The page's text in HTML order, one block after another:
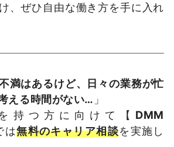
、ぜひ自由な働き方を手に入れ
満はあるけど、日々の業務が忙
える時間がない… 」
持つ方に向けて【 DMM
は無料のキャリア相談を実施し